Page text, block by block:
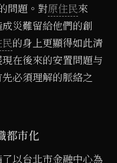
問題。對原住民來
災難留給他們的創
的身上更顯得如此清
在後來的安置問題与
必須理解的脈絡之
都市化
以台北市金融中心為